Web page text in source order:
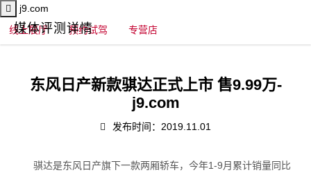
j9.com
线上展厅
预约试驾 专营店
媒体评测详情
东风日产新款骐达正式上市 售9.99万-
j9.com
发布时间：2019.11.01
骐达是东风日产旗下一款两厢轿车，今年1-9月累计销量同比